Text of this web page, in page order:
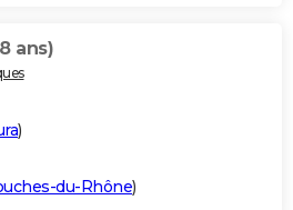
ans)
)
du-Rhône)